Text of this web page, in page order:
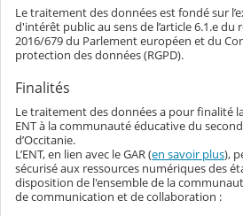
Le traitement des données est fondé sur
d'intérêt public au sens de l’article 6.1.e du
2016/679 du Parlement européen et du
protection des données (RGPD).
Finalités
Le traitement des données a pour finalité
ENT à la communauté éducative du
d’Occitanie.
L’ENT, en lien avec le GAR (en savoir plus),
sécurisé aux ressources numériques des
disposition de l'ensemble de la
de communication et de collaboration :